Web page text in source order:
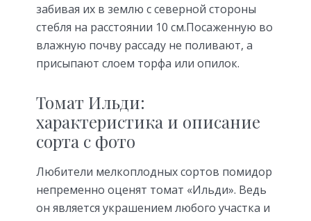
забивая их в землю с северной стороны
стебля на расстоянии 10 см.Посаженную во
влажную почву рассаду не поливают, а
присыпают слоем торфа или опилок.
Томат Ильди:
характеристика и описание
сорта с фото
Любители мелкоплодных сортов помидор
непременно оценят томат «Ильди». Ведь
он является украшением любого участка и